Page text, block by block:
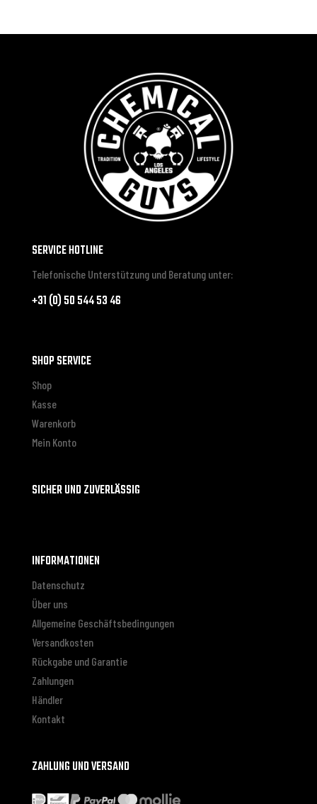
SERVICE HOTLINE
Telefonische Unterstützung und Beratung unter:
+31 (0) 50 544 53 46
SHOP SERVICE
Shop
Kasse
Warenkorb
Mein Konto
SICHER UND ZUVERLÄSSIG
INFORMATIONEN
Datenschutz
Über uns
Allgemeine Geschäftsbedingungen
Versandkosten
Rückgabe und Garantie
Zahlungen
Händler
Kontakt
ZAHLUNG UND VERSAND